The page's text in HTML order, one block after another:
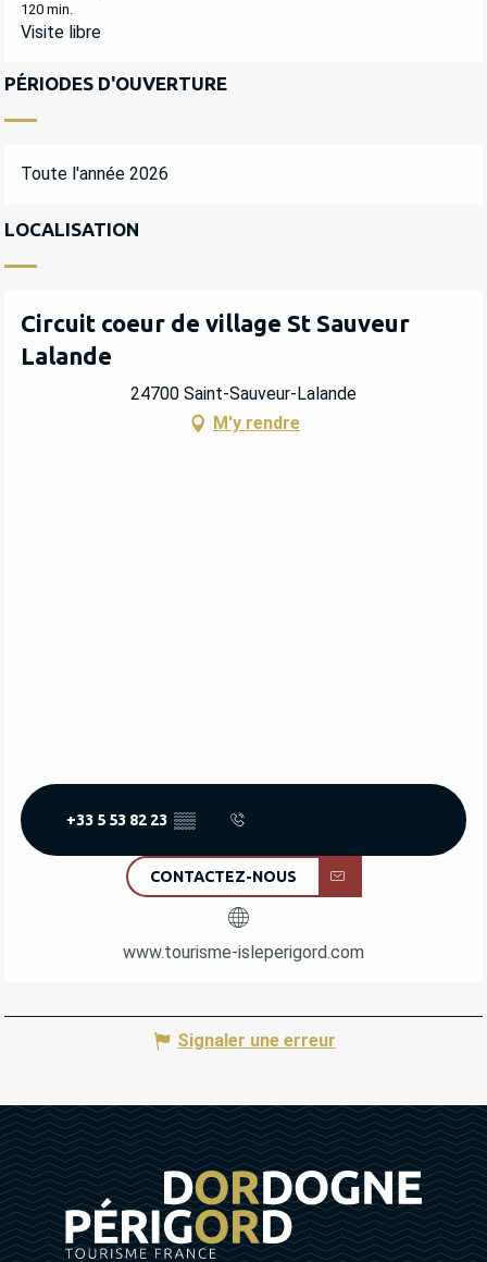
120 min.
Visite libre
PÉRIODES D'OUVERTURE
Toute l'année 2026
LOCALISATION
Circuit coeur de village St Sauveur
Lalande
24700 Saint-Sauveur-Lalande
M'y rendre
+33 5 53 82 23 ▒▒
CONTACTEZ-NOUS
www.tourisme-isleperigord.com
Signaler une erreur